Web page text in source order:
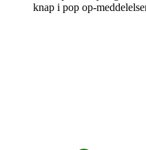
knap i pop op-